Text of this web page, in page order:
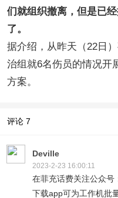
们就组织撤离，但是已
了。
据介绍，从昨天（22日
治组就6名伤员的情况开
方案。
评论 7
Deville
2023-2-23 16:00:11
在菲充话费关注公众号
下载app可为工作机批